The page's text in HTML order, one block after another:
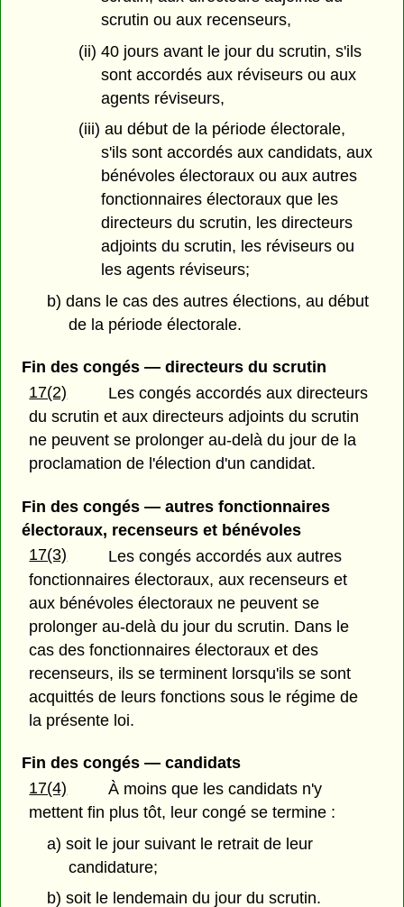
scrutin ou aux recenseurs,
(ii) 40 jours avant le jour du scrutin, s'ils
sont accordés aux réviseurs ou aux
agents réviseurs,
(iii) au début de la période électorale,
s'ils sont accordés aux candidats, aux
bénévoles électoraux ou aux autres
fonctionnaires électoraux que les
directeurs du scrutin, les directeurs
adjoints du scrutin, les réviseurs ou
les agents réviseurs;
b) dans le cas des autres élections, au début
de la période électorale.
Fin des congés — directeurs du scrutin
17(2)
Les congés accordés aux directeurs
du scrutin et aux directeurs adjoints du scrutin
ne peuvent se prolonger au-delà du jour de la
proclamation de l'élection d'un candidat.
Fin des congés — autres fonctionnaires
électoraux, recenseurs et bénévoles
17(3)
Les congés accordés aux autres
fonctionnaires électoraux, aux recenseurs et
aux bénévoles électoraux ne peuvent se
prolonger au-delà du jour du scrutin. Dans le
cas des fonctionnaires électoraux et des
recenseurs, ils se terminent lorsqu'ils se sont
acquittés de leurs fonctions sous le régime de
la présente loi.
Fin des congés — candidats
17(4)
À moins que les candidats n'y
mettent fin plus tôt, leur congé se termine :
a) soit le jour suivant le retrait de leur
candidature;
b) soit le lendemain du jour du scrutin.